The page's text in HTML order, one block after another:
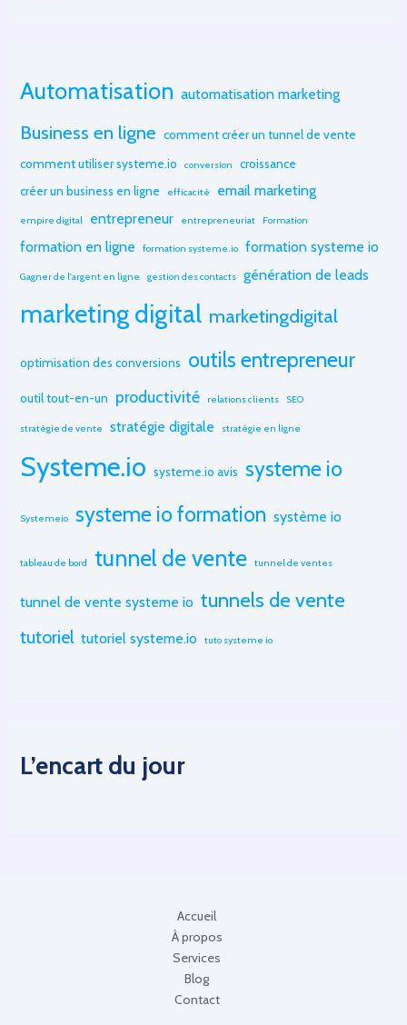
Automatisation automatisation marketing
Business en ligne comment créer un tunnel de vente
comment utiliser systeme.io
conversion
croissance
créer un business en ligne
efficacité email marketing
empire digital entrepreneur entrepreneuriat Formation
formation en ligne formation systeme.io formation systeme io
Gagner de l'argent en ligne gestion des contacts génération de leads
marketing digital marketingdigital
optimisation des conversions outils entrepreneur
outil tout-en-un productivité relations clients SEO
stratégie de vente stratégie digitale stratégie en ligne
Systeme.io systeme.io avis systeme io
Systemeio systeme io formation système io
tableau de bord tunnel de vente tunnel de ventes
tunnel de vente systeme io tunnels de vente
tutoriel tutoriel systeme.io tuto systeme io
L’encart du jour
Accueil
À propos
Services
Blog
Contact